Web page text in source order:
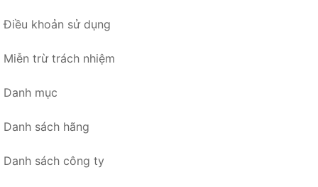
Điều khoản sử dụng
Miễn trừ trách nhiệm
Danh mục
Danh sách hãng
Danh sách công ty